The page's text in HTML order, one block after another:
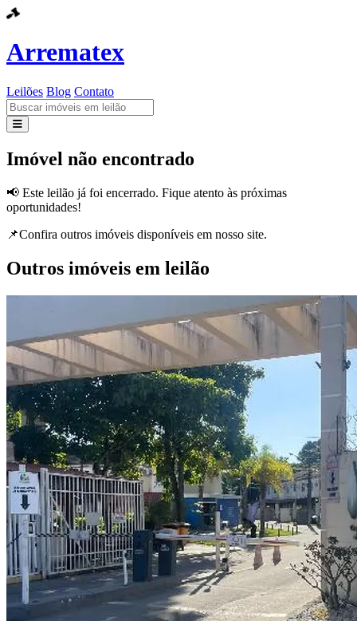
Arrematex
Leilões Blog Contato
Leilões
Imóvel não encontrado
📢 Este leilão já foi encerrado. Fique atento às próximas
oportunidades!
📌Confira outros imóveis disponíveis em nosso site.
Outros imóveis em leilão